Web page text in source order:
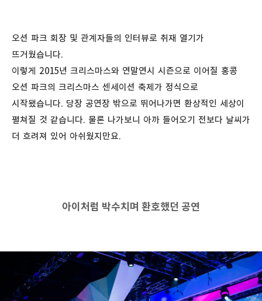
오션 파크 회장 및 관계자들의 인터뷰로 취재 열기가
뜨거웠습니다.
이렇게 2015년 크리스마스와 연말연시 시즌으로 이어질 홍콩
오션 파크의 크리스마스 센세이션 축제가 정식으로
시작됐습니다. 당장 공연장 밖으로 뛰어나가면 환상적인 세상이
펼쳐질 것 같습니다. 물론 나가보니 아까 들어오기 전보다 날씨가
더 흐려져 있어 아쉬웠지만요.
아이처럼 박수치며 환호했던 공연